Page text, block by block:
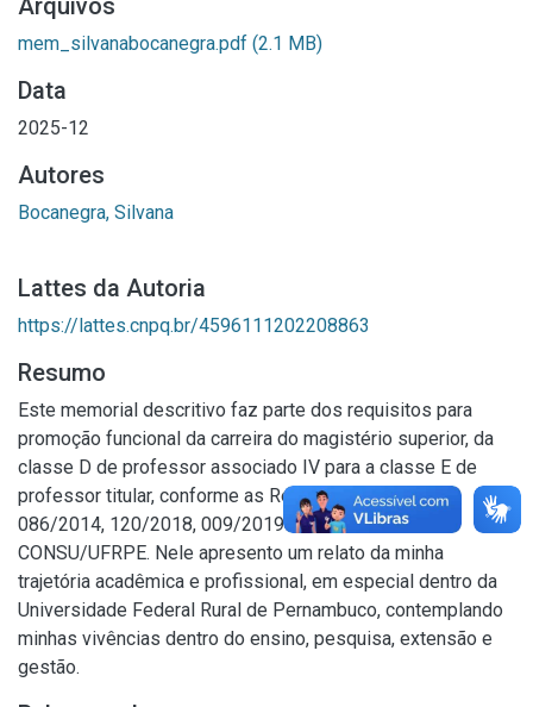
Arquivos
mem_silvanabocanegra.pdf (2.1 MB)
Data
2025-12
Autores
Bocanegra, Silvana
Lattes da Autoria
https://lattes.cnpq.br/4596111202208863
Resumo
Este memorial descritivo faz parte dos requisitos para
promoção funcional da carreira do magistério superior, da
classe D de professor associado IV para a classe E de
professor titular, conforme as Resoluções números
086/2014, 120/2018, 009/2019 e 065/2020-
CONSU/UFRPE. Nele apresento um relato da minha
trajetória acadêmica e profissional, em especial dentro da
Universidade Federal Rural de Pernambuco, contemplando
minhas vivências dentro do ensino, pesquisa, extensão e
gestão.